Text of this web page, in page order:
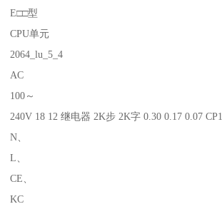
E□□型
CPU单元
2064_lu_5_4
AC
100～
240V 18 12 继电器 2K步 2K字 0.30 0.17 0.07
N、
L、
CE、
KC